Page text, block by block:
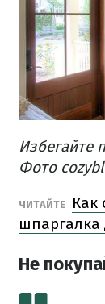
Избегайте
Фото
ЧИТАЙТЕ
Как
шпаргалка
Не